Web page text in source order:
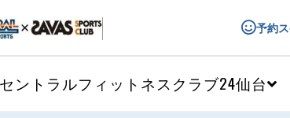
予約
セントラルフィットネスクラブ24仙台